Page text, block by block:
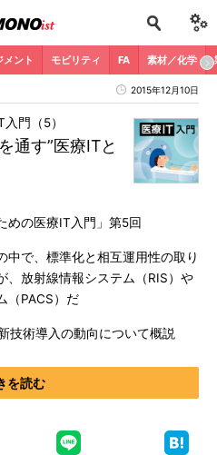
メント モビリティ FA 素材／化学
2015年12月10日
通す”医療ITと
門（5）
めの医療IT入門」第5回
中で、標準化と相互運用性の取り
、放射線情報システム（RIS）や
（PACS）だ
技術導入の動向について概説
を読む